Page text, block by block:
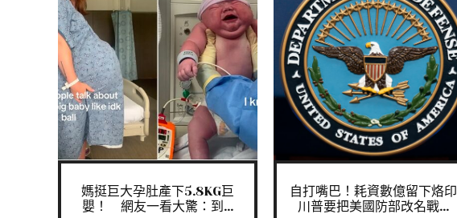
媽挺巨大孕肚產下5.8KG巨
嬰！ 網友一看大驚：到...
自打嘴巴！耗資數億留下烙印
川普要把美國防部改名戰...